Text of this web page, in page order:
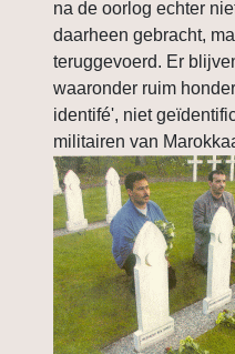
na de oorlog echter
daarheen gebracht,
teruggevoerd. Er
waaronder ruim
identifé', niet
militairen van